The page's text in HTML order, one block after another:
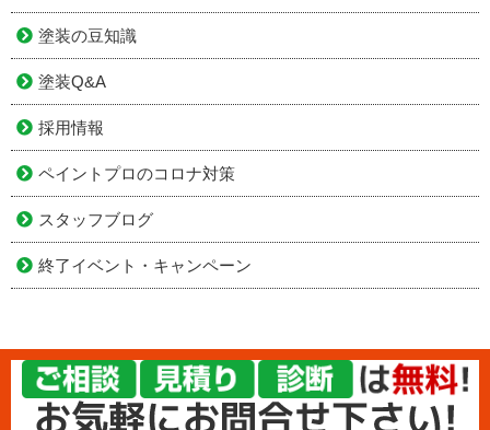
塗装の豆知識
塗装Q&A
採用情報
ペイントプロのコロナ対策
スタッフブログ
終了イベント・キャンペーン